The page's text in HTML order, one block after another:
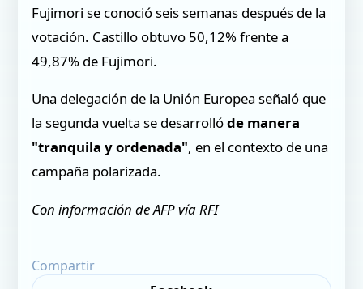
Fujimori se conoció seis semanas después de la
votación. Castillo obtuvo 50,12% frente a
49,87% de Fujimori.
Una delegación de la Unión Europea señaló que
la segunda vuelta se desarrollóde manera
"tranquila y ordenada", en el contexto de una
campaña polarizada.
Con información de AFP vía RFI
Compartir